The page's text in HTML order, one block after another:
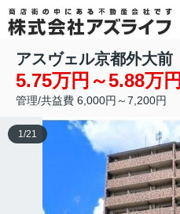
アスヴェル京都外大前
5.75万円～5.88万円
管理/共益費 6,000円～7,200円
1/21